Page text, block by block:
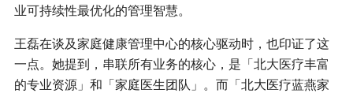
业可持续性最优化的管理智慧。
王磊在谈及家庭健康管理中心的核心驱动时，也印证了这
一点。她提到，串联所有业务的核心，是「北大医疗丰富
的专业资源」和「家庭医生团队」。而「北大医疗蓝燕家